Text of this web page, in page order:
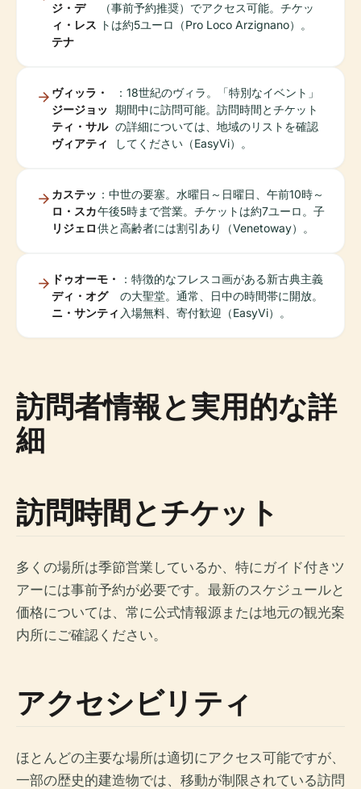
ジ・デ
ィ・レス
テナ
（事前予約推奨）でアクセス可能。チケッ
トは約5ユーロ（Pro Loco Arzignano）。
ヴィッラ・
ジージョッ
ティ・サル
ヴィアティ
：18世紀のヴィラ。「特別なイベント」
期間中に訪問可能。訪問時間とチケット
の詳細については、地域のリストを確認
してください（EasyVi）。
カステッ
ロ・スカ
リジェロ
：中世の要塞。水曜日～日曜日、午前10時～
午後5時まで営業。チケットは約7ユーロ。子
供と高齢者には割引あり（Venetoway）。
ドゥオーモ・
ディ・オグ
ニ・サンティ
：特徴的なフレスコ画がある新古典主義
の大聖堂。通常、日中の時間帯に開放。
入場無料、寄付歓迎（EasyVi）。
訪問者情報と実用的な詳
細
訪問時間とチケット
多くの場所は季節営業しているか、特にガイド付きツ
アーには事前予約が必要です。最新のスケジュールと
価格については、常に公式情報源または地元の観光案
内所にご確認ください。
アクセシビリティ
ほとんどの主要な場所は適切にアクセス可能ですが、
一部の歴史的建造物では、移動が制限されている訪問